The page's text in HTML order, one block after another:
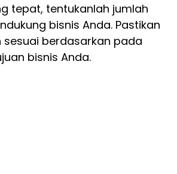
tepat, tentukanlah jumlah
bisnis Anda. Pastikan
berdasarkan pada
bisnis Anda.